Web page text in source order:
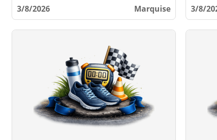
3/8/2026 Marquise 3/8/